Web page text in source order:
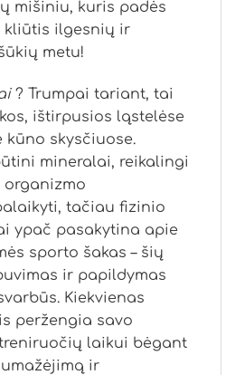
mišiniu, kuris padės
kliūtis ilgesnių ir
metu!
? Trumpai tariant, tai
ištirpusios ląstelėse
skysčiuose.
mineralai, reikalingi
organizmo
tačiau fizinio
ypač pasakytina apie
sporto šakas – šių
ir papildymas
Kiekvienas
peržengia savo
laikui bėgant
ir